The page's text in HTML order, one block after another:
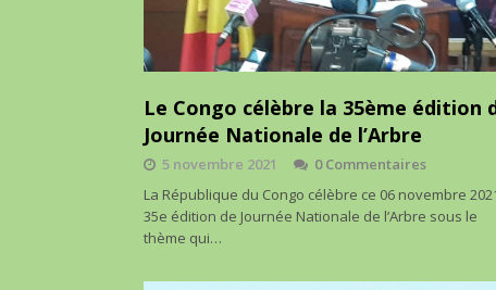
Le Congo célèbre la 35ème édition
Journée Nationale de l’Arbre
5 novembre 2021
0 Commentaires
La République du Congo célèbre ce 06 novembre
35e édition de Journée Nationale de l’Arbre sous le
thème qui…